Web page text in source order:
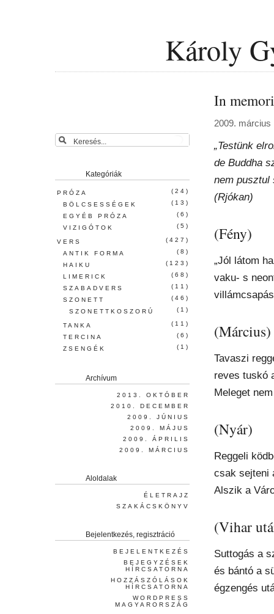
Károly
In
2009. március
„Testünk
de Buddha
nem pusztul
(Rjókan)
(Fény)
„Jól látom
vaku- s
(Március)
Tavaszi
reves tuskó
Meleget
(Nyár)
Reggeli
csak sejteni
Alszik a
(Vihar
Suttogás a
és bántó a
égzengés
Kategóriák
PRÓZA
(24)
BÖLCSESSÉGEK
(13)
EGYÉB PRÓZA
(6)
VIZIGÓTOK
(5)
VERS
(427)
ANTIK FORMA
(8)
HAIKU
(123)
LIMERICK
(68)
SZABADVERS
(11)
SZONETT
(46)
SZONETTKOSZORÚ
(1)
TANKA
(11)
TERCINA
(6)
ZSENGÉK
(1)
Archívum
2013. OKTÓBER
2010. DECEMBER
2009. JÚNIUS
2009. MÁJUS
2009. ÁPRILIS
2009. MÁRCIUS
Aloldalak
ÉLETRAJZ
SZAKÁCSKÖNYV
Bejelentkezés, regisztráció
BEJELENTKEZÉS
BEJEGYZÉSEK
HÍRCSATORNA
HOZZÁSZÓLÁSOK
HÍRCSATORNA
WORDPRESS
MAGYARORSZÁG